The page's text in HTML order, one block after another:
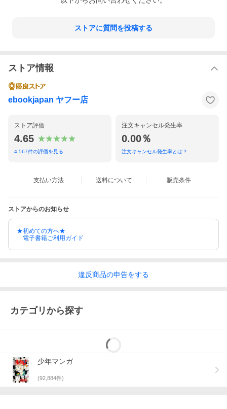
ストアに質問を投稿する
ストア情報
ebookjapan ヤフー店
ストア評価
4.65
4,567件の評価を見る
注文キャンセル発生率
0.00％
注文キャンセル発生率とは？
支払い方法 送料について 販売条件
ストアからのお知らせ
★初めての方へ★
電子書籍ご利用ガイド
違反商品の申告をする
カテゴリから探す
少年マンガ
(92,884件)